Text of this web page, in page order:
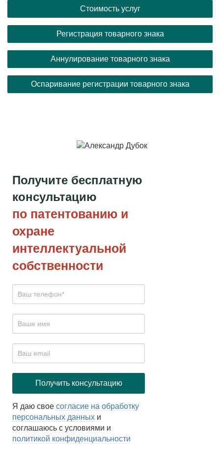
Стоимость услуг
Регистрация товарного знака
Аннулирование товарного знака
Оспаривание регистрации товарного знака
Получите бесплатную
консультацию
по патентованию и
охране
интеллектуальной
собственности
Я даю свое согласие на обработку
персональных данных и
соглашаюсь с условиями и
политикой конфиденциальности